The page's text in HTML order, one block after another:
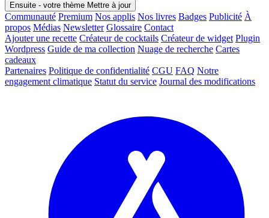
Ensuite - votre thème Mettre à jour
Communauté Premium Nos applis Nos livres Badges Publicité À
propos Médias Newsletter Glossaire Contact
Ajouter une recette Créateur de cocktails Créateur de widget Plugin
Wordpress Guide de ma collection Nuage de recherche Cartes
cadeaux
Partenaires Politique de confidentialité CGU FAQ Notre
engagement climatique Statut du service Journal des modifications